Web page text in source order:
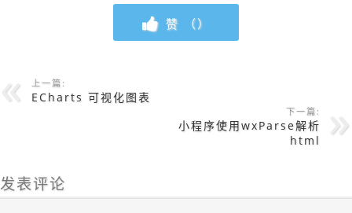
赞 （）
上一篇:
ECharts 可视化图表
下一篇:
小程序使用wxParse解析
html
发表评论